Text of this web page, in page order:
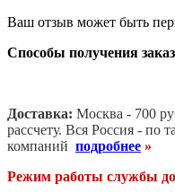
Ваш отзыв может быть
Способы получения
Доставка: Москва - 700
рассчету. Вся Россия - по
компаний подробнее »
Режим работы службы